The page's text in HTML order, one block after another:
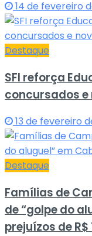
14 de fevereiro
Destaque
SFI reforça
concursados e
13 de fevereiro
Destaque
Famílias de
de “golpe do
prejuízos de R$